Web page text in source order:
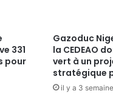
331
pour
Gazoduc
la CEDEAO
vert à un
stratégique
il y a 3